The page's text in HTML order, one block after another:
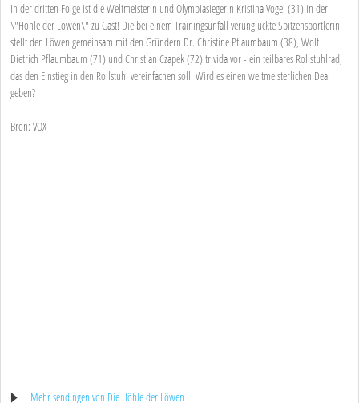
In der dritten Folge ist die Weltmeisterin und Olympiasiegerin Kristina Vogel (31) in der
\"Höhle der Löwen\" zu Gast! Die bei einem Trainingsunfall verunglückte Spitzensportlerin
stellt den Löwen gemeinsam mit den Gründern Dr. Christine Pflaumbaum (38), Wolf
Dietrich Pflaumbaum (71) und Christian Czapek (72) trivida vor - ein teilbares Rollstuhlrad,
das den Einstieg in den Rollstuhl vereinfachen soll. Wird es einen weltmeisterlichen Deal
geben?
Bron: VOX
Mehr sendingen von Die Höhle der Löwen